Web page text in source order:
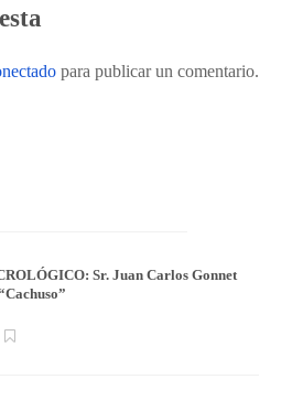
para publicar un comentario.
Sr. Juan Carlos Gonnet